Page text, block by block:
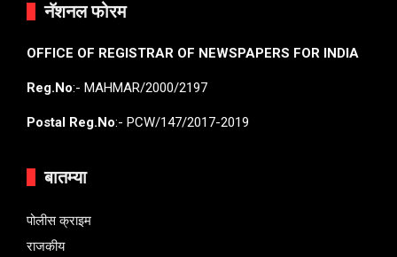
नॅशनल फोरम
OFFICE OF REGISTRAR OF NEWSPAPERS FOR INDIA
Reg.No:- MAHMAR/2000/2197
Postal Reg.No:- PCW/147/2017-2019
बातम्या
पोलीस क्राइम
राजकीय